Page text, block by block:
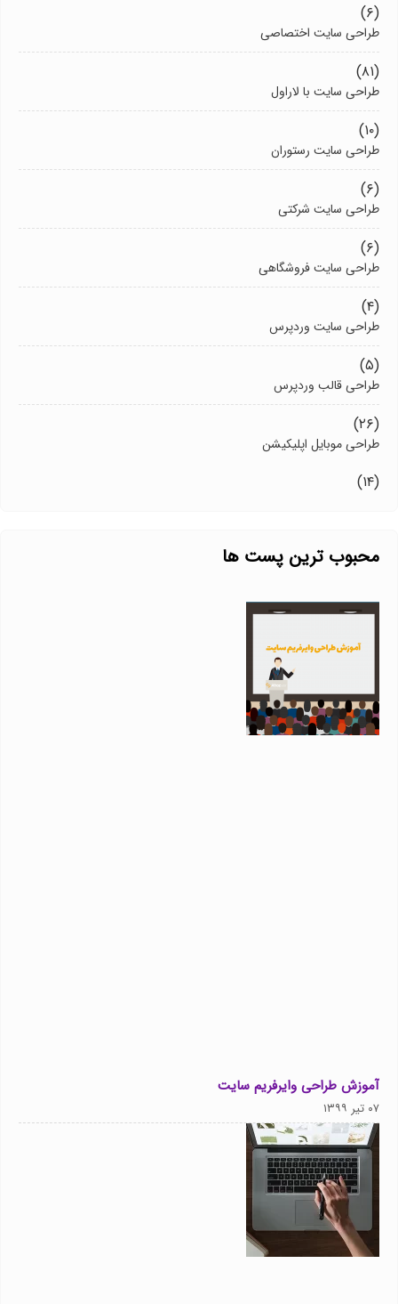
(۶)
طراحی سایت اختصاصی
(۸۱)
طراحی سایت با لاراول
(۱۰)
طراحی سایت رستوران
(۶)
طراحی سایت شرکتی
(۶)
طراحی سایت فروشگاهی
(۴)
طراحی سایت وردپرس
(۵)
طراحی قالب وردپرس
(۲۶)
طراحی موبایل اپلیکیشن
(۱۴)
محبوب ترین پست ها
آموزش طراحی وایرفریم سایت
۰۷ تیر ۱۳۹۹